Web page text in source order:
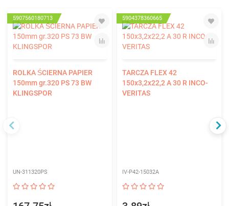
5907560180713
ROLKA ŚCIERNA PAPIER
150mm gr.320 PS 73 BW
KLINGSPOR
UN-311320PS
5904378360665
TARCZA FLEX 42
150x3,2x22,2 A 30 R INCO-
VERITAS
IV-P42-15032A